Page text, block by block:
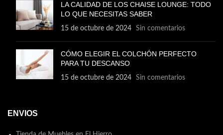
LA CALIDAD DE LOS CHAISE LOUNGE: TODO
LO QUE NECESITAS SABER
15 de octubre de 2024 Sin comentarios
CÓMO ELEGIR EL COLCHÓN PERFECTO
PARA TU DESCANSO
15 de octubre de 2024 Sin comentarios
ENVIOS